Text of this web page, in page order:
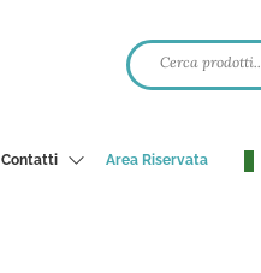
Contatti Area Riservata